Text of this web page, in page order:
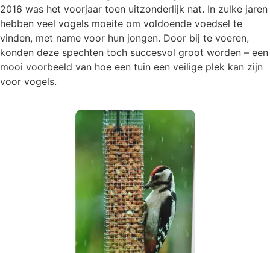
2016 was het voorjaar toen uitzonderlijk nat. In zulke jaren
hebben veel vogels moeite om voldoende voedsel te
vinden, met name voor hun jongen. Door bij te voeren,
konden deze spechten toch succesvol groot worden – een
mooi voorbeeld van hoe een tuin een veilige plek kan zijn
voor vogels.